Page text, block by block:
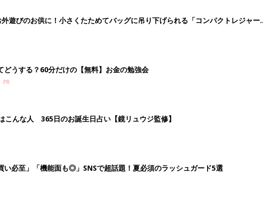
< 1 2 3 4 5